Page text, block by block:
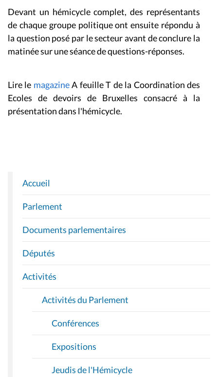
Devant un hémicycle complet, des représentants
de chaque groupe politique ont ensuite répondu à
la question posé par le secteur avant de conclure la
matinée sur une séance de questions-réponses.
Lire le magazine A feuille T de la Coordination des
Ecoles de devoirs de Bruxelles consacré à la
présentation dans l'hémicycle.
N
A
V
I
G
A
T
I
O
Accueil
Parlement
Documents parlementaires
Députés
Activités
Activités du Parlement
Conférences
Expositions
Jeudis de l'Hémicycle